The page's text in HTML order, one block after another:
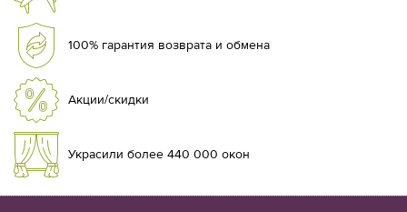
100% гарантия возврата и обмена
Акции/скидки
Украсили более 440 000 окон